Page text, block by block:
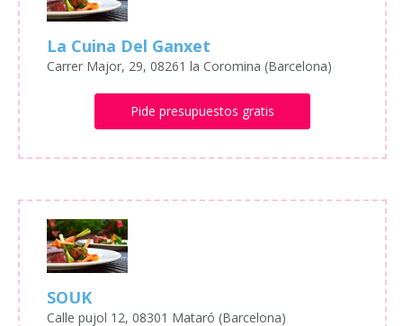
La Cuina Del Ganxet
Carrer Major, 29, 08261 la Coromina (Barcelona)
Pide presupuestos gratis
SOUK
Calle pujol 12, 08301 Mataró (Barcelona)